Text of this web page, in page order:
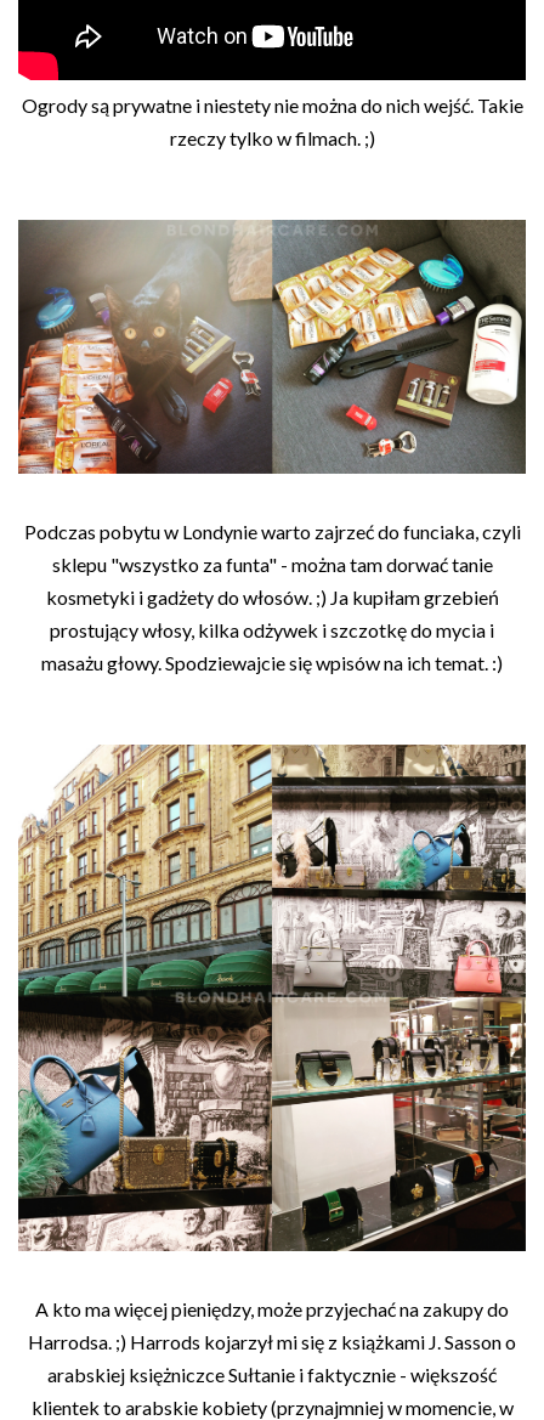
Ogrody są prywatne i niestety nie można do nich wejść. Takie
rzeczy tylko w filmach. ;)
Podczas pobytu w Londynie warto zajrzeć do funciaka, czyli
sklepu "wszystko za funta" - można tam dorwać tanie
kosmetyki i gadżety do włosów. ;) Ja kupiłam grzebień
prostujący włosy, kilka odżywek i szczotkę do mycia i
masażu głowy. Spodziewajcie się wpisów na ich temat. :)
A kto ma więcej pieniędzy, może przyjechać na zakupy do
Harrodsa. ;) Harrods kojarzył mi się z książkami J. Sasson o
arabskiej księżniczce Sułtanie i faktycznie - większość
klientek to arabskie kobiety (przynajmniej w momencie, w